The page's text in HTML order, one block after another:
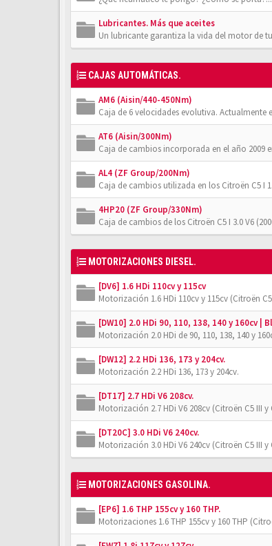
Lubricantes. Más que aceites
Un lubricante garantiza la vida del motor de
CAJAS AUTOMÁTICAS.
AM6 (Aisin/440-450Nm)
Caja de 6 velocidades evolutiva. Actualmente
AT6 (Aisin/300Nm)
Caja de cambios incorporada en el año 2009
AL4 (ZF Group/200Nm)
Caja de cambios utilizada en los Citroën C5 I
4HP20 (ZF Group/330Nm)
Caja de cambios de los Citroën C5 I 3.0 V6
MOTORIZACIONES DIESEL.
[DV6] 1.6 HDi 110cv y 115cv
Motorización 1.6 HDi 110cv y 115cv (Citroën C5
[DW10] 2.0 HDi 90, 110, 138, 140 y 160cv |
Motorización 2.0 HDi de 90, 110, 138, 140 y
[DW12] 2.2 HDi 136, 173 y 204cv.
Motorización 2.2 HDi 136, 173 y 204cv.
[DT17] 2.7 HDi V6 208cv.
Motorización 2.7 HDi V6 208cv (Citroën C5 III y
[DT20C] 3.0 HDi V6 240cv.
Motorización 3.0 HDi V6 240cv (Citroën C5 III y
MOTORIZACIONES GASOLINA.
[EP6] 1.6 THP 155cv y 160 THP.
Motorizaciones 1.6 THP 155cv y 160 THP